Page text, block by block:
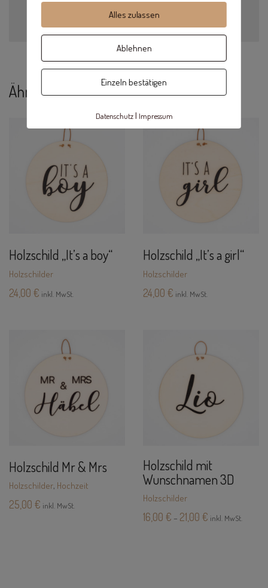
Material: Pappelholz, 3mm
Lieferzeit: 5 Werktage
Ähnliche Produkte
Holzschild „It’s a boy“
Holzschilder
24,00 € inkl. MwSt.
Holzschild „It’s a girl“
Holzschilder
24,00 € inkl. MwSt.
Holzschild Mr & Mrs
Holzschilder, Hochzeit
25,00 € inkl. MwSt.
Holzschild mit
Wunschnamen 3D
Holzschilder
16,00 € – 21,00 € inkl. MwSt.
Alles zulassen
Ablehnen
Einzeln bestätigen
Datenschutz| Impressum